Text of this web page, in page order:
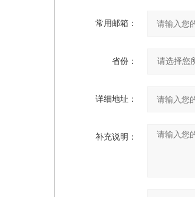
常用邮箱：
省份：
详细地址：
补充说明：